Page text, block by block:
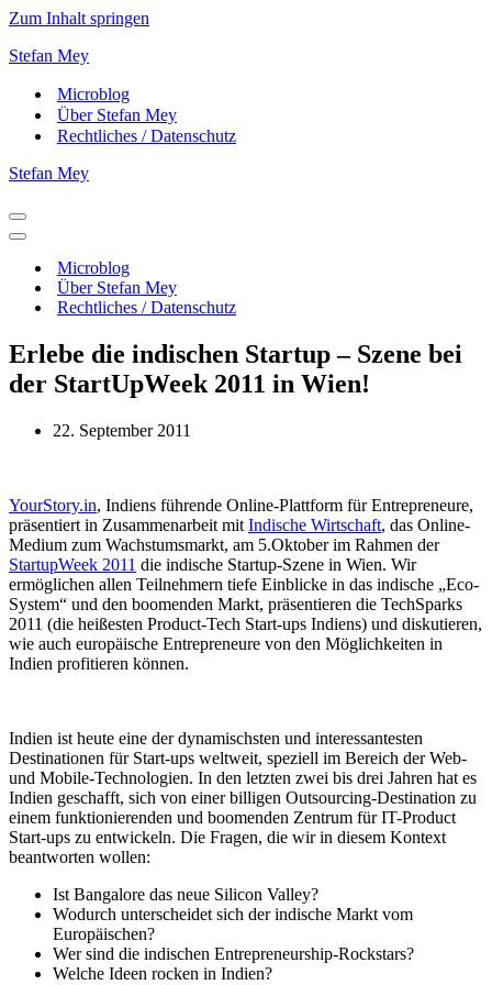
Zum Inhalt springen
Stefan Mey
Microblog
Über Stefan Mey
Rechtliches / Datenschutz
Stefan Mey
Navigationsmenü
Navigationsmenü
Microblog
Über Stefan Mey
Rechtliches / Datenschutz
Erlebe die indischen Startup – Szene bei
der StartUpWeek 2011 in Wien!
22. September 2011
YourStory.in, Indiens führende Online-Plattform für Entrepreneure,
präsentiert in Zusammenarbeit mit Indische Wirtschaft, das Online-
Medium zum Wachstumsmarkt, am 5.Oktober im Rahmen der
StartupWeek 2011 die indische Startup-Szene in Wien. Wir
ermöglichen allen Teilnehmern tiefe Einblicke in das indische „Eco-
System“ und den boomenden Markt, präsentieren die TechSparks
2011 (die heißesten Product-Tech Start-ups Indiens) und diskutieren,
wie auch europäische Entrepreneure von den Möglichkeiten in
Indien profitieren können.
Indien ist heute eine der dynamischsten und interessantesten
Destinationen für Start-ups weltweit, speziell im Bereich der Web-
und Mobile-Technologien. In den letzten zwei bis drei Jahren hat es
Indien geschafft, sich von einer billigen Outsourcing-Destination zu
einem funktionierenden und boomenden Zentrum für IT-Product
Start-ups zu entwickeln. Die Fragen, die wir in diesem Kontext
beantworten wollen:
Ist Bangalore das neue Silicon Valley?
Wodurch unterscheidet sich der indische Markt vom
Europäischen?
Wer sind die indischen Entrepreneurship-Rockstars?
Welche Ideen rocken in Indien?